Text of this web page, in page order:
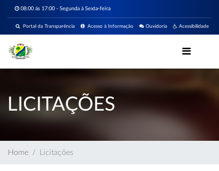
08:00 ás 17:00 - Segunda à Sexta-feira
Acessibilidade
Ouvidoria
Acesso à Informação
Portal da Transparência
LICITAÇÕES
Home Licitações